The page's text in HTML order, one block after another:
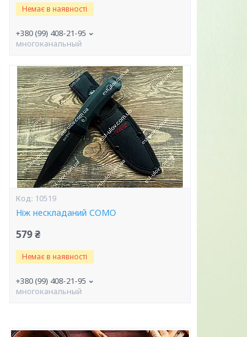
Немає в наявності
+380 (99) 408-21-95
многоканальный
10519
Ніж нескладаний СОМО
579 ₴
Немає в наявності
+380 (99) 408-21-95
многоканальный